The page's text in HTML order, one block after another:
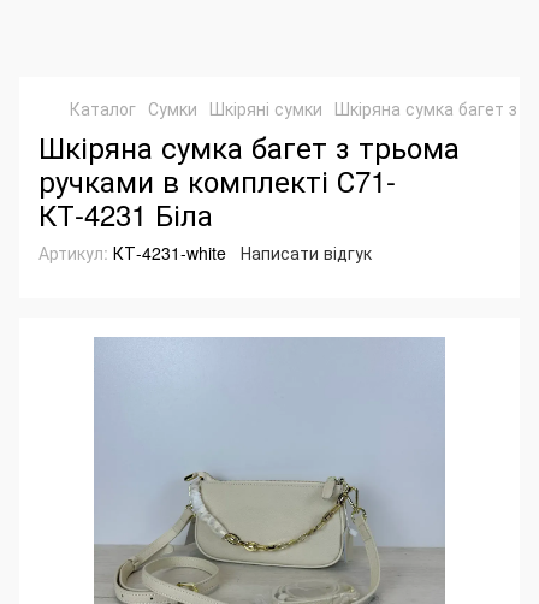
Каталог Сумки Шкіряні сумки Шкіряна сумка багет з
Шкіряна сумка багет з трьома
ручками в комплекті С71-
КТ-4231 Біла
Артикул: КТ-4231-white Написати відгук